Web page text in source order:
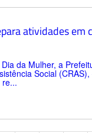
atividades
da Mulher, a
Social